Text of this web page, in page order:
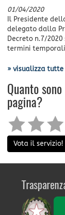
01/04/2020
Il Presidente
delegato dalla
Decreto n.7/
termini
» visualizza
Quanto
pagina?
Vota il servizio!